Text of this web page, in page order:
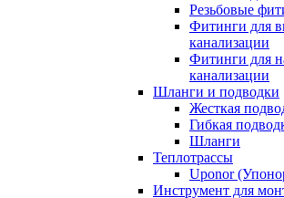
Резьбовые
Фитинги для
канализации
Фитинги для
канализации
Шланги и подводки
Жесткая
Гибкая
Шланги
Теплотрассы
Uponor
Инструмент для